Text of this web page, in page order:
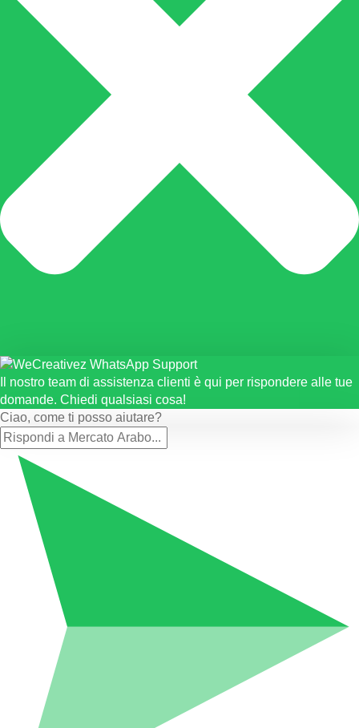
Il nostro team di assistenza clienti è qui per rispondere alle tue
domande. Chiedi qualsiasi cosa!
Ciao, come ti posso aiutare?